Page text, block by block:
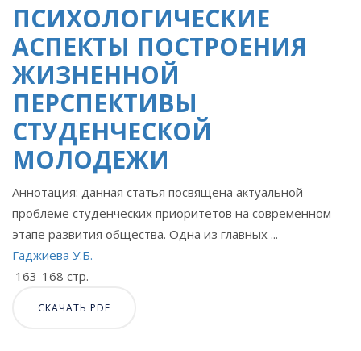
ПСИХОЛОГИЧЕСКИЕ
АСПЕКТЫ ПОСТРОЕНИЯ
ЖИЗНЕННОЙ
ПЕРСПЕКТИВЫ
СТУДЕНЧЕСКОЙ
МОЛОДЕЖИ
Аннотация: данная статья посвящена актуальной
проблеме студенческих приоритетов на современном
этапе развития общества. Одна из главных ...
Гаджиева У.Б.
163-168 стр.
СКАЧАТЬ PDF